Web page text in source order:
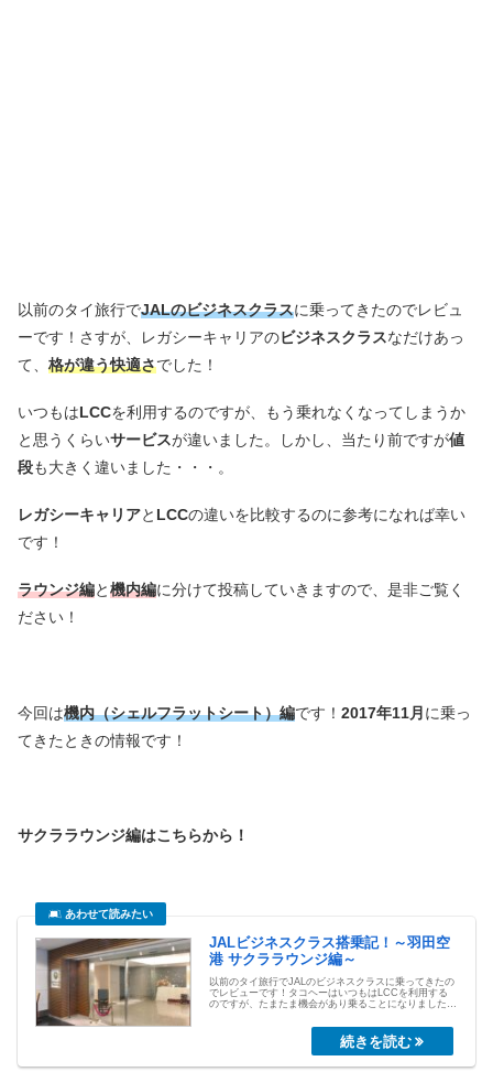
以前のタイ旅行でJALのビジネスクラスに乗ってきたのでレビュ
ーです！さすが、レガシーキャリアのビジネスクラスなだけあっ
て、 格が違う快適さでした！
いつもはLCCを利用するのですが、もう乗れなくなってしまうか
と思うくらいサービスが違いました。しかし、当たり前ですが値
段も大きく違いました・・・。
レガシーキャリアと LCCの違いを比較するのに参考になれば幸い
です！
ラウンジ編と機内編に分けて投稿していきますので、是非ご覧く
ださい！
今回は機内（シェルフラットシート）編です！ 2017年11月に乗っ
てきたときの情報です！
サクララウンジ編はこちらから！
JALビジネスクラス搭乗記！～羽田空
港 サクララウンジ編～
以前のタイ旅行でJALのビジネスクラスに乗ってきたの
でレビューです！タコヘーはいつもはLCCを利用する
のですが、たまたま機会があり乗ることになりました。